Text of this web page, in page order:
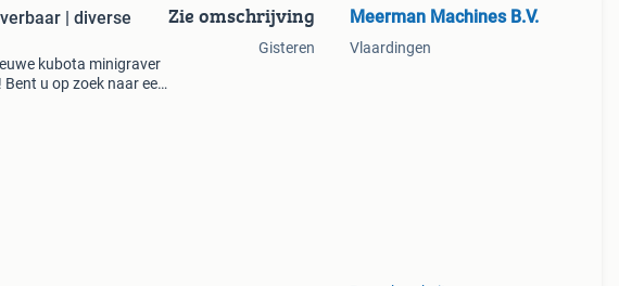
| diverse
kubota minigraver
u op zoek naar een
Zie omschrijving
Gisteren
Meerman Machines B.V.
Vlaardingen